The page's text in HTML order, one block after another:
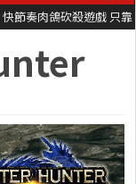
節奏肉鴿砍殺遊戲 只靠